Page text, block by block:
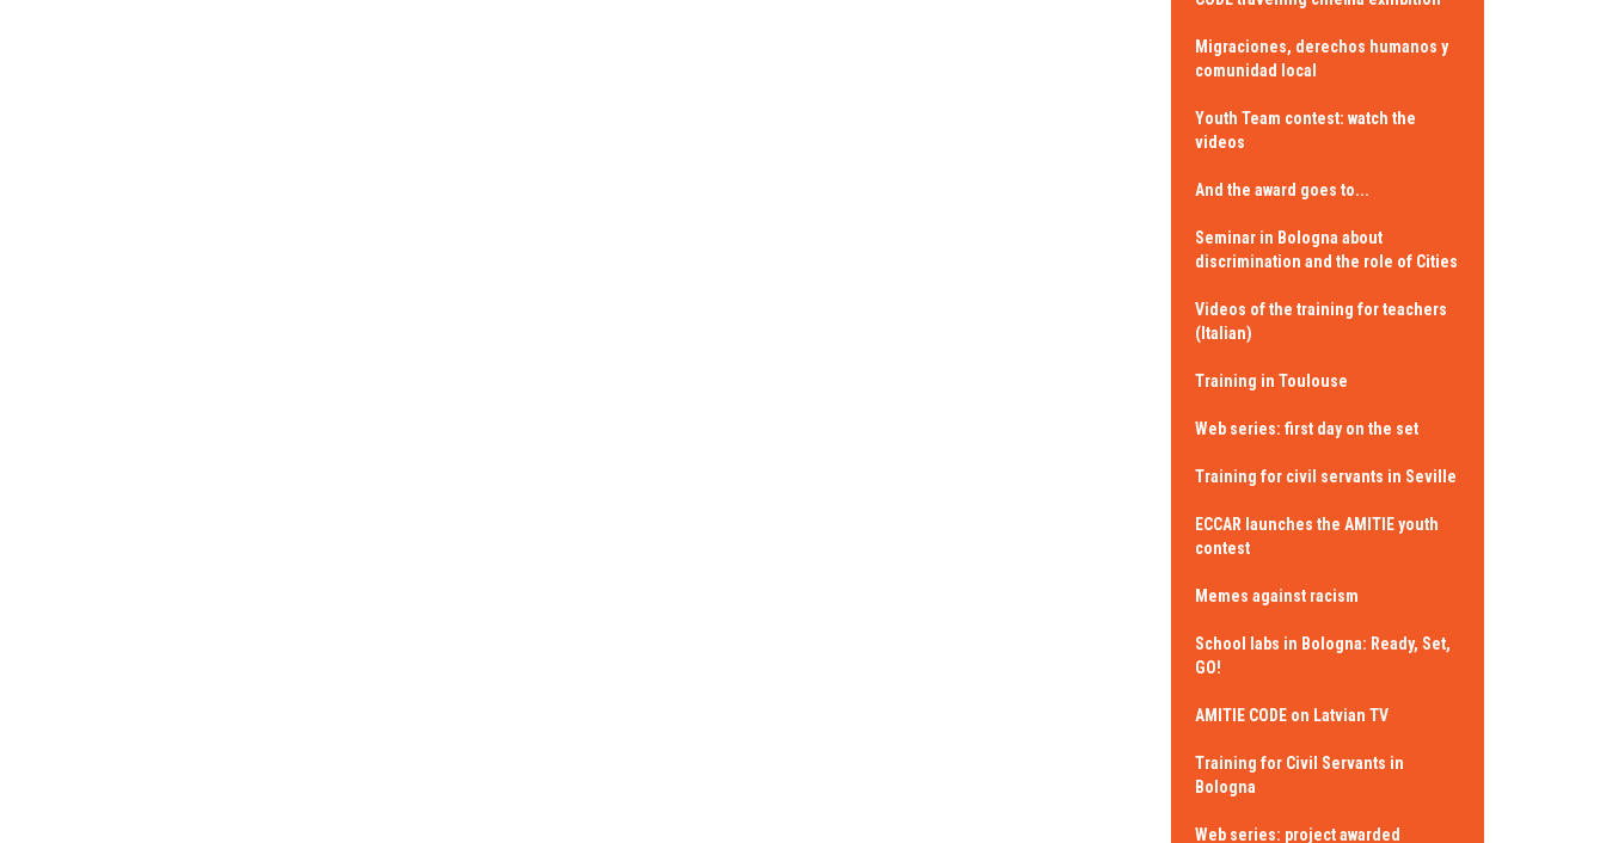
Migraciones, derechos humanos y
comunidad local
Youth Team contest: watch the
videos
And the award goes to...
Seminar in Bologna about
discrimination and the role of Cities
Videos of the training for teachers
(Italian)
Training in Toulouse
Web series: first day on the set
Training for civil servants in Seville
ECCAR launches the AMITIE youth
contest
Memes against racism
School labs in Bologna: Ready, Set,
GO!
AMITIE CODE on Latvian TV
Training for Civil Servants in
Bologna
Web series: project awarded